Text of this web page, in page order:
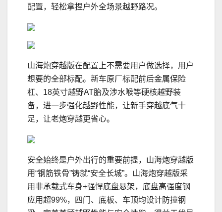
配置，轻松拿捏户外全场景越野路况。
山海炮穿越版在配置上不需要用户做选择，用户
想要的全部标配。新车原厂标配前后金属保险
杠、18英寸越野AT胎及涉水喉等硬核越野装
备，进一步强化越野性能，让新手穿越底气十
足，让老炮穿越更省心。
安全始终是户外出行的重要前提，山海炮穿越版
用“钢筋铁骨”铸就“安全长城”。山海炮穿越版采
用非承载式车身+强悍底盘悬架，底盘高强度钢
应用超99%，四门、底板、车顶均设计防撞钢